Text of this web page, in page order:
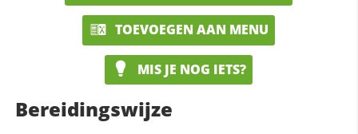
TOEVOEGEN AAN MENU
MIS JE NOG IETS?
Bereidingswijze